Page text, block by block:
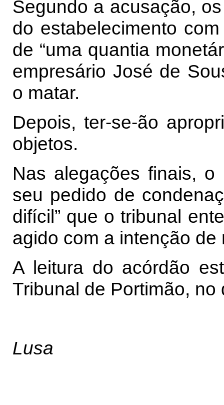
Segundo a acusação,
do estabelecimento
de “uma quantia
empresário José de
o matar.
Depois, ter-se-ão
objetos.
Nas alegações finais,
seu pedido de
difícil” que o tribunal
agido com a intenção de
A leitura do acórdão
Tribunal de Portimão, no
Lusa